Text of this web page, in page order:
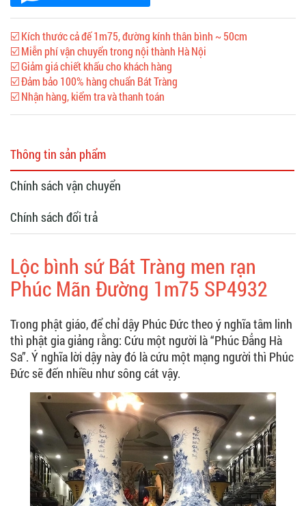
☑️ Kích thước cả đế 1m75, đường kính thân bình ~ 50cm
☑️ Miễn phí vận chuyển trong nội thành Hà Nội
☑️ Giảm giá chiết khấu cho khách hàng
☑️ Đảm bảo 100% hàng chuẩn Bát Tràng
☑️ Nhận hàng, kiểm tra và thanh toán
Thông tin sản phẩm
Chính sách vận chuyển
Chính sách đổi trả
Lộc bình sứ Bát Tràng men rạn
Phúc Mãn Đường 1m75 SP4932
Trong phật giáo, để chỉ dậy Phúc Đức theo ý nghĩa tâm linh
thì phật gia giảng rằng: Cứu một người là “Phúc Đẳng Hà
Sa”. Ý nghĩa lời dậy này đó là cứu một mạng người thì Phúc
Đức sẽ đến nhiều như sông cát vậy.